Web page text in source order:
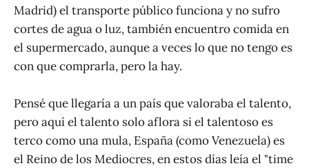
Madrid) el transporte público funciona y no sufro
cortes de agua o luz, también encuentro comida en
el supermercado, aunque a veces lo que no tengo es
con que comprarla, pero la hay.
Pensé que llegaría a un país que valoraba el talento,
pero aquí el talento solo aflora si el talentoso es
terco como una mula, España (como Venezuela) es
el Reino de los Mediocres, en estos días leía el "time